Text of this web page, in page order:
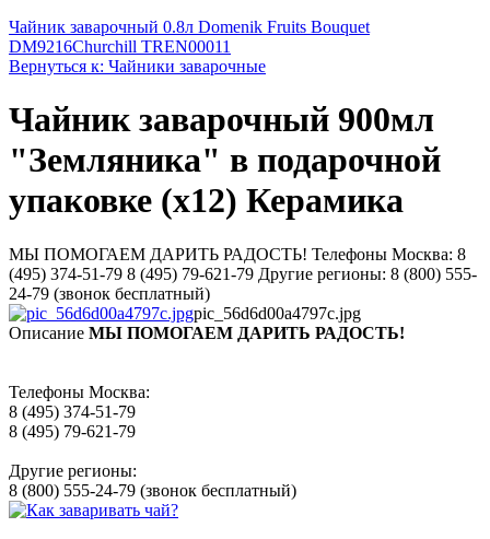
Чайник заварочный 0.8л Domenik Fruits Bouquet
DM9216Churchill TREN00011
Вернуться к: Чайники заварочные
Чайник заварочный 900мл
"Земляника" в подарочной
упаковке (х12) Керамика
МЫ ПОМОГАЕМ ДАРИТЬ РАДОСТЬ! Телефоны Москва: 8
(495) 374-51-79 8 (495) 79-621-79 Другие регионы: 8 (800) 555-
24-79 (звонок бесплатный)
pic_56d6d00a4797c.jpg
Описание МЫ ПОМОГАЕМ ДАРИТЬ РАДОСТЬ!
Телефоны Москва:
8 (495) 374-51-79
8 (495) 79-621-79
Другие регионы:
8 (800) 555-24-79 (звонок бесплатный)